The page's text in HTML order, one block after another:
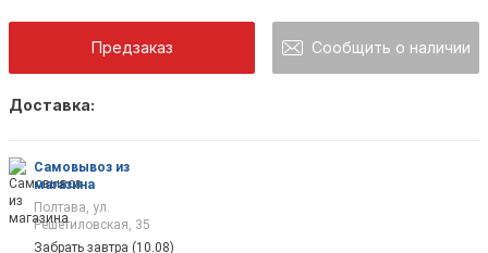
Предзаказ Сообщить о наличии
Доставка:
Самовывоз из
магазина
Полтава, ул.
Решетиловская, 35
Забрать завтра (10.08)